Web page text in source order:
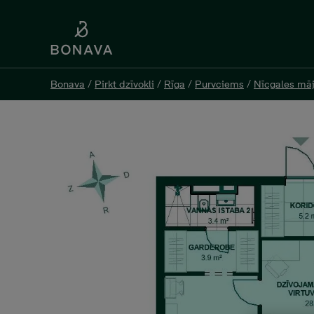
Bonava / Pirkt dzīvokli / Rīga / Purvciems / Nīcgales
Bonava / Pirkt dzīvokli / Rīga / Purvciems / Nīcgales